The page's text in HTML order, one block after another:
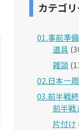
カテゴ
01.事前準備
道具
雑談
02.日本一
03.前半戦
前半戦
片付け